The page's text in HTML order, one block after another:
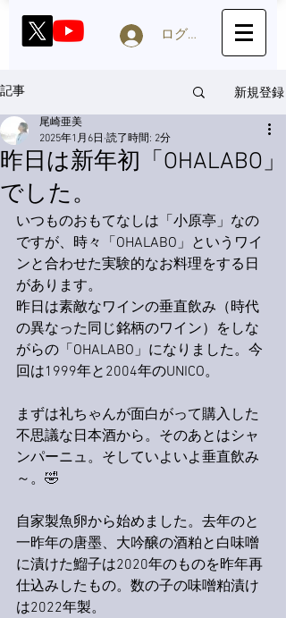
ログイン
記事 新規登録
昨日は新年初「OHALABO」
でした。
尾崎亜美
2025年1月6日 読了時間: 2分
いつものおもてなしは「小原亭」なの
ですが、時々「OHALABO」というワイ
ンと合わせた実験的なお料理をする日
があります。
昨日は素敵なワインの垂直飲み（時代
の異なった同じ銘柄のワイン）をしな
がらの「OHALABO」になりました。今
回は1999年と2004年のUNICO。
まずは礼ちゃんが面白がって購入した
不思議な日本酒から。そのあとはシャ
ンパーニュ。そしていよいよ垂直飲み
～。🤣
自家製魚卵から始めました。去年のと
一昨年の唐墨、大吟醸の酒粕と白味噌
に漬けた鰡子は2020年のものを昨年再
仕込みしたもの。数の子の味噌粕漬け
は2022年製。